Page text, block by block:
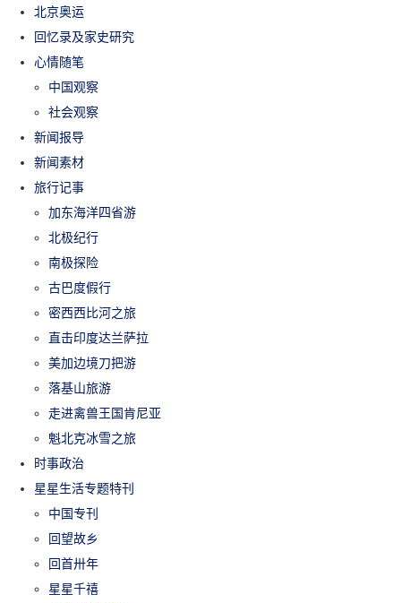
北京奥运
回忆录及家史研究
心情随笔
中国观察
社会观察
新闻报导
新闻素材
旅行记事
加东海洋四省游
北极纪行
南极探险
古巴度假行
密西西比河之旅
直击印度达兰萨拉
美加边境刀把游
落基山旅游
走进禽兽王国肯尼亚
魁北克冰雪之旅
时事政治
星星生活专题特刊
中国专刊
回望故乡
回首卅年
星星千禧